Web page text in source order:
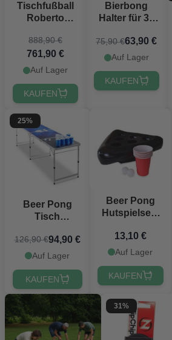
Tischfußball
Roberto
International -
134x110x90
cm
888,90 €
761,90 €
Auf Lager
KAUFEN
Bierbong
Halter für 3x
Bierbongs
75,90 €63,90 €
Auf Lager
KAUFEN
25%
Beer Pong
Tisch
PartyVikings -
Offizielle Maße
126,90 €94,90 €
Auf Lager
KAUFEN
Beer Pong
Hutspielset -
Pong Hut,
Bälle & Red
13,10 €
Auf Lager
KAUFEN
31%